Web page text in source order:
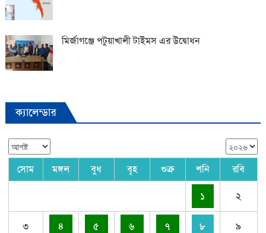
মির্জাগঞ্জে পটুয়াখালী টাইমস এর উদ্বোধন
ক্যালেন্ডার
সোম মঙ্গল বুধ বৃহ শুক্র শনি রবি
১ ২
৩ ৪ ৫ ৬ ৭ ৮ ৯